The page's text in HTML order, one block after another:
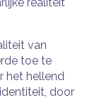
van
toe te
het hellend
door